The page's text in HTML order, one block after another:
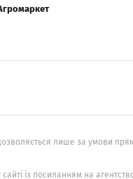
лише за умови
сайті із посиланням на